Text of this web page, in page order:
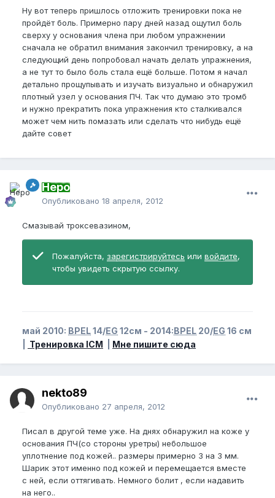
Ну вот теперь пришлось отложить тренировки пока не
пройдёт боль. Примерно пару дней назад ощутил боль
сверху у основания члена при любом упражнении
сначала не обратил внимания закончил тренировку, а на
следующий день попробовал начать делать упражнения,
а не тут то было боль стала ещё больше. Потом я начал
детально прощупывать и изучать визуально и обнаружил
плотный узел у основания ПЧ. Так что думаю это тромб
и нужно прекратить пока упражнения кто сталкивался
может чем нить помазать или сделать что нибудь ещё
дайте совет
Неро
Опубликовано 18 апреля, 2012
Смазывай троксевазином,
Пожалуйста, зарегистрируйтесь или войдите,
чтобы увидеть скрытую ссылку.
май 2010: BPEL14/EG 12см - 2014:BPEL 20/EG 16 см
Тренировка ICM Мне пишите сюда
nekto89
Опубликовано 27 апреля, 2012
Писал в другой теме уже. На днях обнаружил на коже у
основания ПЧ(со стороны уретры) небольшое
уплотнение под кожей.. размеры примерно 3 на 3 мм.
Шарик этот именно под кожей и перемещается вместе
с ней, если оттягивать. Немного болит , если надавить
на него..